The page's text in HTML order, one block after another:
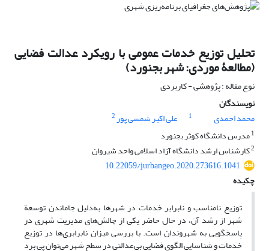
تحلیل توزیع خدمات عمومی با رویکرد عدالت فضایی
(مطالعۀ موردی: شهر بجنورد)
نوع مقاله : پژوهشی - کاربردی
نویسندگان
محمد احمدی
1 علی اکبر شمسی پور2
1مدرس دانشگاه کوثر بجنورد
2کارشناس ارشد دانشگاه آزاد اسلامی واحد شیروان
10.22059/jurbangeo.2020.273616.1041
چکیده
توزیع نامناسب و نابرابر خدمات در شهرها به‌دلیل جاماندن توسعة
شهر از رشد آن، در حال حاضر یکی از چالش‌های مدیریت شهری در
پاسخگویی به شهروندان است. با بررسی میزان نابرابری‌ها در توزیع
خدمات و شناسایی الگوی فضایی بی‌عدالتی در سطح شهر می‌توان پی برد